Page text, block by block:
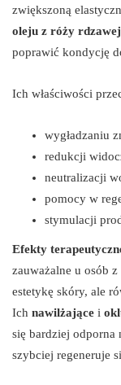
zwiększoną
oleju z róży rdzawej
poprawić kondycję
Ich właściwości
wygładzaniu
redukcji
neutralizacji
pomocy w
stymulacji
Efekty
zauważalne u osób
estetykę skóry, ale
Ich nawilżające i
się bardziej odporna
szybciej regeneruje